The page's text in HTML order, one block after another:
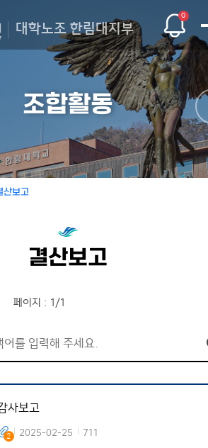
대학노조 한림대지부
0
조합활동
산보고
토갤러리결산보고
페이지 : 1/1
사보고
2 2025-02-25 711